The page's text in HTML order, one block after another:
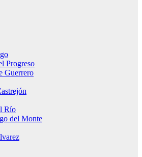
Progreso
Guerrero
Río
del Monte